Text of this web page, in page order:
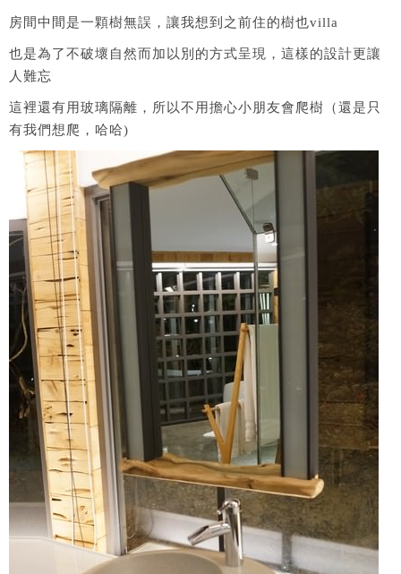
房間中間是一顆樹無誤，讓我想到之前住的樹也villa
也是為了不破壞自然而加以別的方式呈現，這樣的設計更讓
人難忘
這裡還有用玻璃隔離，所以不用擔心小朋友會爬樹（還是只
有我們想爬，哈哈)